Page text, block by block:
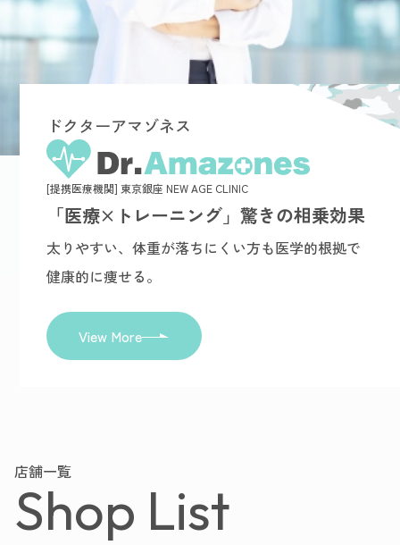
ドクターアマゾネス
[提携医療機関] 東京銀座 NEW AGE CLINIC
「医療×トレーニング」驚きの相乗効果
太りやすい、体重が落ちにくい方も医学的根拠で
健康的に痩せる。
View More
店舗一覧
Shop List